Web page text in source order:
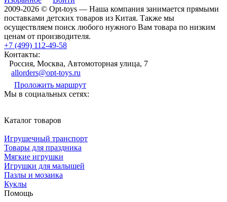
2009-2026 © Opt-toys — Наша компания занимается прямыми
поставками детских товаров из Китая. Также мы
осуществляем поиск любого нужного Вам товара по низким
ценам от производителя.
+7 (499) 112-49-58
Контакты:
Россия, Москва, Автомоторная улица, 7
allorders@opt-toys.ru
Проложить маршрут
Мы в социальных сетях:
Каталог товаров
Игрушечный транспорт
Товары для праздника
Мягкие игрушки
Игрушки для малышей
Пазлы и мозаика
Куклы
Помощь